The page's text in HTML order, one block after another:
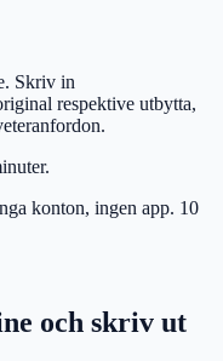
Skriv in
respektive utbytta,
konton, ingen app. 10
och skriv ut